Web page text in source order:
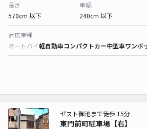
長さ
570cm 以下
車幅
240cm 以下
対応車種
オートバイ軽自動車コンパクトカー中型車ワンボ
東門前町駐車場【右】
ゼスト御池まで徒歩 15分